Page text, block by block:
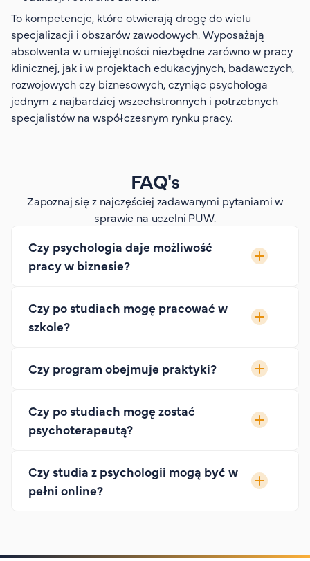
To kompetencje, które otwierają drogę do wielu
specjalizacji i obszarów zawodowych. Wyposażają
absolwenta w umiejętności niezbędne zarówno w pracy
klinicznej, jak i w projektach edukacyjnych, badawczych,
rozwojowych czy biznesowych, czyniąc psychologa
jednym z najbardziej wszechstronnych i potrzebnych
specjalistów na współczesnym rynku pracy.
FAQ's
Zapoznaj się z najczęściej zadawanymi pytaniami w
sprawie na uczelni PUW.
Czy psychologia daje możliwość
pracy w biznesie?
Czy po studiach mogę pracować w
szkole?
Czy program obejmuje praktyki?
Czy po studiach mogę zostać
psychoterapeutą?
Czy studia z psychologii mogą być w
pełni online?